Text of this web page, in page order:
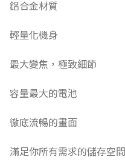
鋁合金材質
輕量化機身
最大變焦，極致細節
容量最大的電池
徹底流暢的畫面
滿足你所有需求的儲存空間